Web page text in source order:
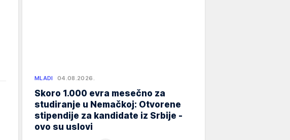
MLADI 04.08.2026.
Skoro 1.000 evra mesečno za
studiranje u Nemačkoj: Otvorene
stipendije za kandidate iz Srbije -
ovo su uslovi